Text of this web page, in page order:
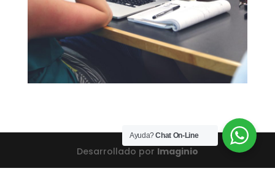
Desarrollado por Imaginio
Ayuda?Chat On-Line